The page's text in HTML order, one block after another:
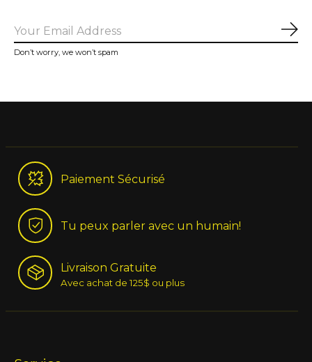
Don’t worry, we won’t spam
Paiement Sécurisé
Tu peux parler avec un humain!
Livraison Gratuite
Avec achat de 125$ ou plus